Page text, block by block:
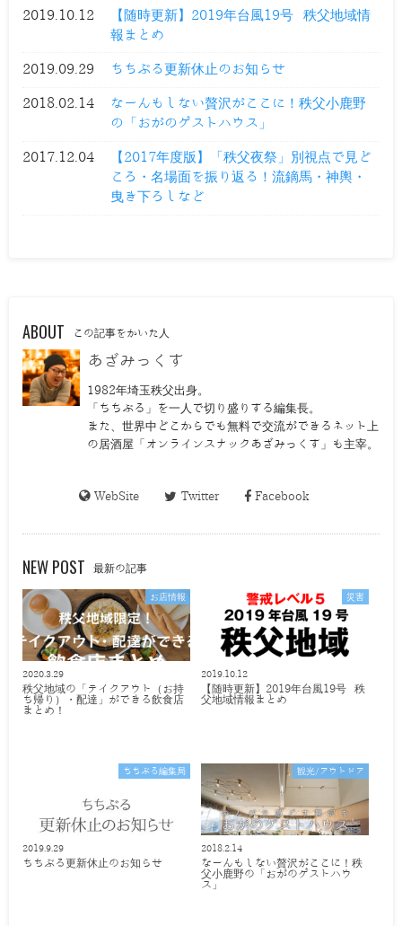
2019.10.12
【随時更新】2019年台風19号 秩父地域情
報まとめ
2019.09.29 ちちぶる更新休止のお知らせ
2018.02.14
なーんもしない贅沢がここに！秩父小鹿野
の「おがのゲストハウス」
2017.12.04
【2017年度版】「秩父夜祭」別視点で見ど
ころ・名場面を振り返る！流鏑馬・神輿・
曳き下ろしなど
ABOUT この記事をかいた人
あざみっくす
1982年埼玉秩父出身。
「ちちぶる」を一人で切り盛りする編集長。
また、世界中どこからでも無料で交流ができるネット上
の居酒屋「オンラインスナックあざみっくす」も主宰。
WebSite Twitter Facebook
NEW POST 最新の記事
お店情報
2020.3.29
秩父地域の「テイクアウト（お持
ち帰り）・配達」ができる飲食店
まとめ！
災害
2019.10.12
【随時更新】2019年台風19号 秩
父地域情報まとめ
ちちぶる編集局
2019.9.29
ちちぶる更新休止のお知らせ
観光/アウトドア
2018.2.14
なーんもしない贅沢がここに！秩
父小鹿野の「おがのゲストハウ
ス」